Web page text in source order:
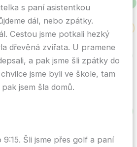
s paní asistentkou
dál, nebo zpátky.
Cestou jsme potkali hezký
dřevěná zvířata. U pramene
a pak jsme šli zpátky do
jsme byli ve škole, tam
a pak jsem šla domů.
9:15. Šli jsme přes golf a paní